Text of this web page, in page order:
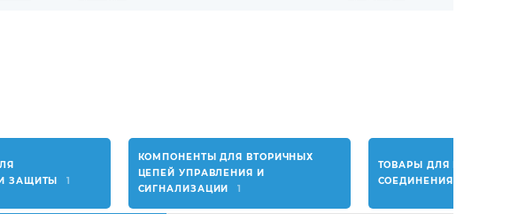
ЗАЩИТЫ
1
КОМПОНЕНТЫ ДЛЯ ВТОРИЧНЫХ
ЦЕПЕЙ УПРАВЛЕНИЯ И
СИГНАЛИЗАЦИИ
1
ТОВАРЫ ДЛЯ ПРОКЛАДКИ
СОЕДИНЕНИЯ КАБЕЛЯ